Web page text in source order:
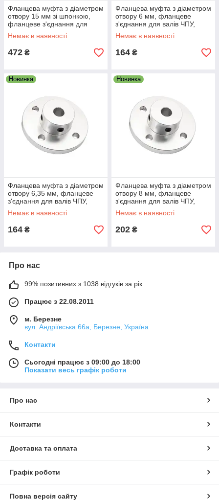
Фланцева муфта з діаметром
отвору 15 мм зі шпонкою,
фланцеве з'єднання для
валів ЧПУ, редукторів і
приводів
Немає в наявності
472 ₴
Фланцева муфта з діаметром
отвору 6 мм, фланцеве
з'єднання для валів ЧПУ,
редукторів і приводів
Немає в наявності
164 ₴
Новинка
Фланцева муфта з діаметром
отвору 6,35 мм, фланцеве
з'єднання для валів ЧПУ,
редукторів і приводів
Немає в наявності
164 ₴
Новинка
Фланцева муфта з діаметром
отвору 8 мм, фланцеве
з'єднання для валів ЧПУ,
редукторів і приводів
Немає в наявності
202 ₴
Про нас
99% позитивних з 1038 відгуків за рік
Працює з 22.08.2011
м. Березне
вул. Андріївська 66а, Березне, Україна
Контакти
Сьогодні працює з 09:00 до 18:00
Показати весь графік роботи
Про нас
Контакти
Доставка та оплата
Графік роботи
Повна версія сайту